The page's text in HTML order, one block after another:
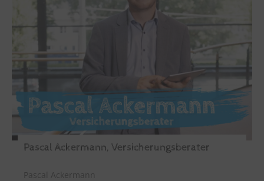
Pascal Ackermann, Versicherungsberater
Pascal Ackermann